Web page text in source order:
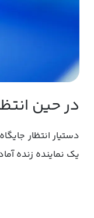
در حین
دستیار انتظار
یک نماینده زنده